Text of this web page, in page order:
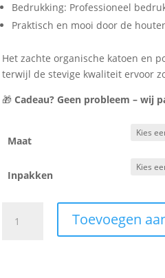
Bedrukking: Professioneel
Praktisch en mooi door de
Het zachte organische katoen en
terwijl de stevige kwaliteit ervoor
🎁 Cadeau? Geen probleem – wij
Maat
Inpakken
Toevoegen